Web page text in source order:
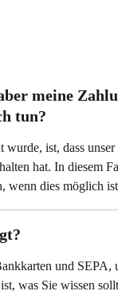
meine
tun?
wurde, ist, dass unser
hat. In diesem
wenn dies möglich
und SEPA,
was Sie wissen